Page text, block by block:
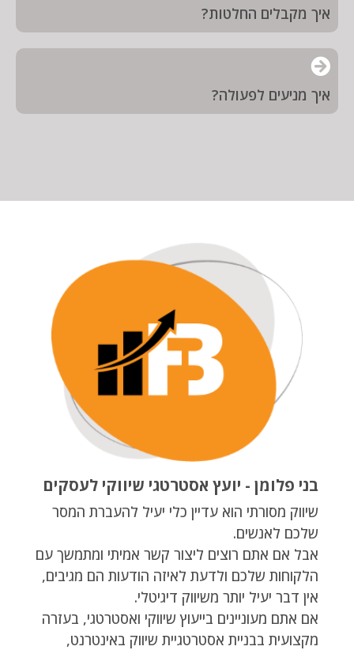
איך מקבלים החלטות?
איך מניעים לפעולה?
בני פלומן - יועץ אסטרטגי שיווקי לעסקים
שיווק מסורתי הוא עדיין כלי יעיל להעברת המסר
שלכם לאנשים.
אבל אם אתם רוצים ליצור קשר אמיתי ומתמשך עם
הלקוחות שלכם ולדעת לאיזה הודעות הם מגיבים,
אין דבר יעיל יותר משיווק דיגיטלי.
אם אתם מעוניינים בייעוץ שיווקי ואסטרטגי, בעזרה
מקצועית בבניית אסטרטגיית שיווק באינטרנט,